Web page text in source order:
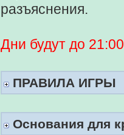
разъяснения.
Дни будут до
ПРАВИЛА ИГРЫ
Основания для